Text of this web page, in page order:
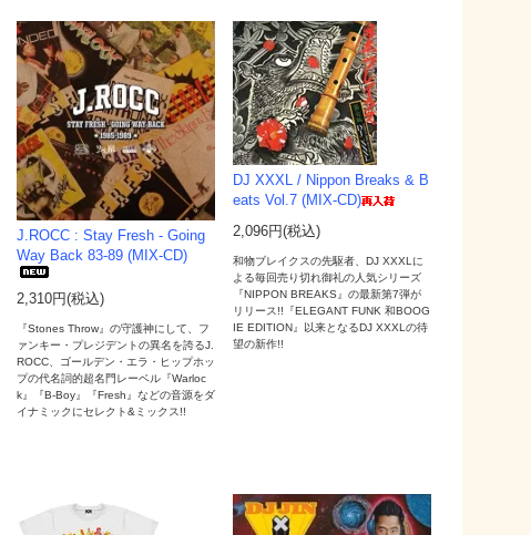
J.ROCC : Stay Fresh - Going
Way Back 83-89 (MIX-CD)
2,310円(税込)
『Stones Throw』の守護神にして、フ
ァンキー・プレジデントの異名を誇るJ.
ROCC、ゴールデン・エラ・ヒップホッ
プの代名詞的超名門レーベル『Warloc
k』『B-Boy』『Fresh』などの音源をダ
イナミックにセレクト&ミックス!!
DJ XXXL / Nippon Breaks & B
eats Vol.7 (MIX-CD)
2,096円(税込)
和物ブレイクスの先駆者、DJ XXXLに
よる毎回売り切れ御礼の人気シリーズ
『NIPPON BREAKS』の最新第7弾が
リリース!!『ELEGANT FUNK 和BOOG
IE EDITION』以来となるDJ XXXLの待
望の新作!!